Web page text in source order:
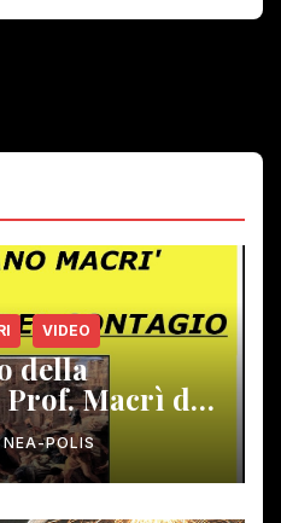
VIDEO
della
Prof. Macrì del
NEA-POLIS